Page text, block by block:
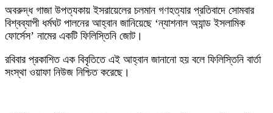
অবরুদ্ধ গাজা উপত্যকায় ইসরায়েলের চলমান গণহত্যার প্রতিবাদে সোমবার
বিশ্বব্যাপী ধর্মঘট পালনের আহ্বান জানিয়েছে ‘ন্যাশনাল অ্যান্ড ইসলামিক
ফোর্সেস’ নামের একটি ফিলিস্তিনি জোট।
রবিবার প্রকাশিত এক বিবৃতিতে এই আহ্বান জানানো হয় বলে ফিলিস্তিনি বার্তা
সংস্থা ওয়াফা নিউজ নিশ্চিত করেছে।